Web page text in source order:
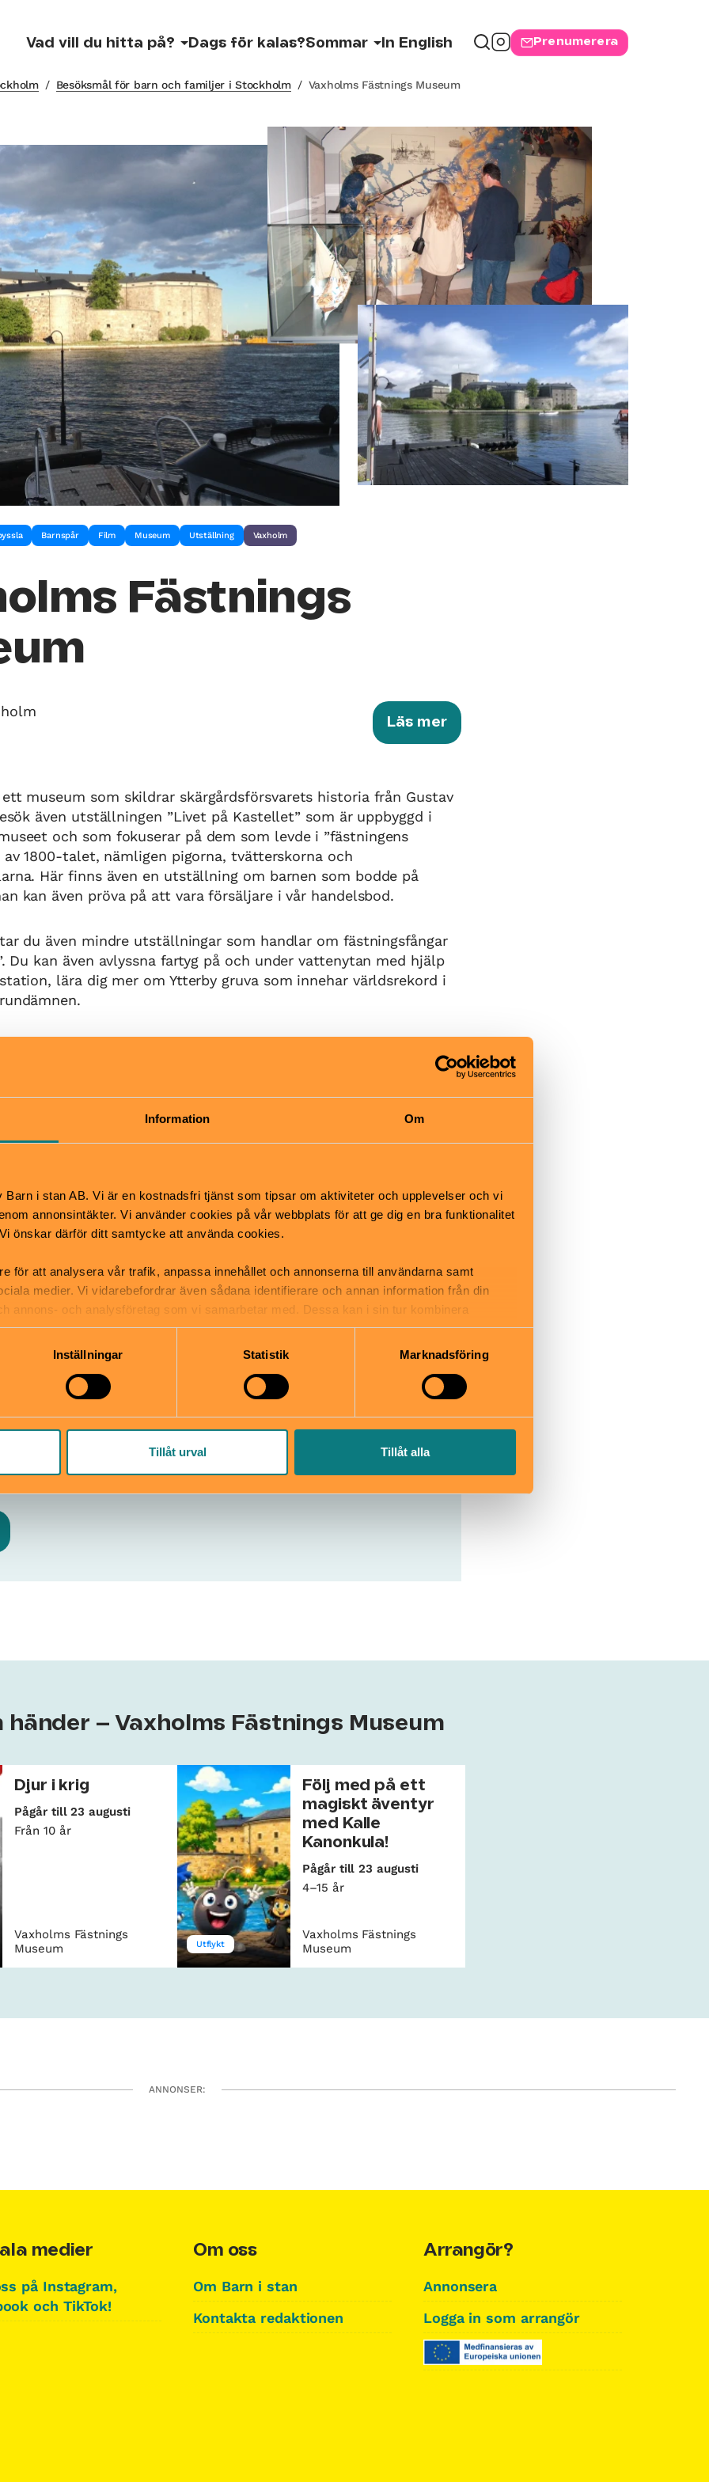
Information Om
Barn i stan AB. Vi är en kostnadsfri tjänst som tipsar om aktiviteter och upplevelser och vi
annonsintäkter. Vi använder cookies på vår webbplats för att ge dig en bra funktionalitet
önskar därför ditt samtycke att använda cookies.
för att analysera vår trafik, anpassa innehållet och annonserna till användarna samt
medier. Vi vidarebefordrar även sådana identifierare och annan information från din
annons- och analysföretag som vi samarbetar med. Dessa kan i sin tur kombinera
som du har tillhandahållit eller som de har samlat in när du har använt deras tjänster.
Inställningar Statistik Marknadsföring
Tillåt urval Tillåt alla
Vad vill du hitta på? Dags för kalas?Sommar In English Prenumerera
/ Besöksmål för barn och familjer i Stockholm / Vaxholms Fästnings Museum
Barnspår Film Museum Utställning Vaxholm
Fästnings
Läs mer
museum som skildrar skärgårdsförsvarets historia från Gustav
även utställningen ”Livet på Kastellet” som är uppbyggd i
och som fokuserar på dem som levde i ”fästningens
av 1800-talet, nämligen pigorna, tvätterskorna och
Här finns även en utställning om barnen som bodde på
kan även pröva på att vara försäljare i vår handelsbod.
du även mindre utställningar som handlar om fästningsfångar
Du kan även avlyssna fartyg på och under vattenytan med hjälp
lära dig mer om Ytterby gruva som innehar världsrekord i
– 16:00
stängt
– 17:00
– 17:00
17:00
Pris
Vuxna: 120 kr. | Pensionärer: 100 kr. |
gratis. | Ungdomar 13–18 år: 60 kr.
Buss 670 från Tekniska högskolan till
Vaxholm. Året runt Waxholmsbolaget
från Vaxholm och Stockholm.
taxibåt och Strömma kanalbolaget.
info@vaxholmsfastning.se
händer – Vaxholms Fästnings Museum
Djur i krig
Pågår till 23 augusti
Från 10 år
Vaxholms Fästnings
Museum
Utflykt
Följ med på ett
magiskt äventyr
med Kalle
Kanonkula!
Pågår till 23 augusti
4–15 år
Vaxholms Fästnings
Museum
ANNONSER:
medier
på Instagram,
och TikTok!
Om oss
Om Barn i stan
Kontakta redaktionen
Arrangör?
Annonsera
Logga in som arrangör